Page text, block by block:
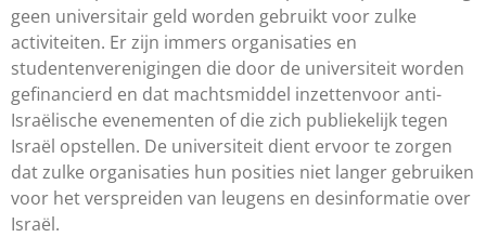
geen universitair geld worden gebruikt voor zulke
activiteiten. Er zijn immers organisaties en
studentenverenigingen die door de universiteit worden
gefinancierd en dat machtsmiddel inzettenvoor anti-
Israëlische evenementen of die zich publiekelijk tegen
Israël opstellen. De universiteit dient ervoor te zorgen
datzulke organisaties hun posities niet langer gebruiken
voor het verspreiden van leugens en desinformatie over
Israël.